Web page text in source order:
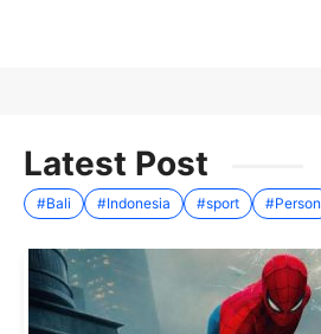
Latest Post
#Bali #Indonesia #sport #Person